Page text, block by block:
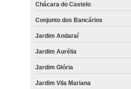
Chácara do Castelo
Conjunto dos Bancários
Jardim Andaraí
Jardim Aurélia
Jardim Glória
Jardim Vila Mariana